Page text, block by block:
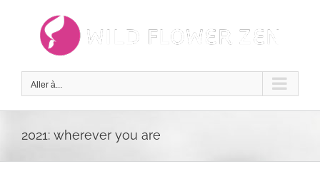
Aller à...
2021: wherever you are